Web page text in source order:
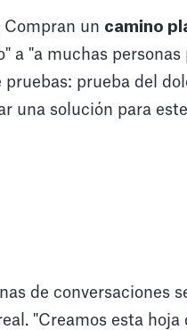
Compran un camino
a "a muchas
prueba del
una solución para
de conversaciones
"Creamos esta hoja